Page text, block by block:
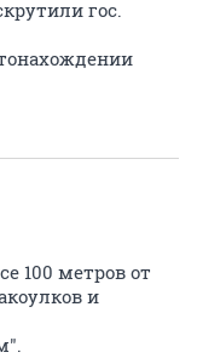
гос.
100 метров от
и